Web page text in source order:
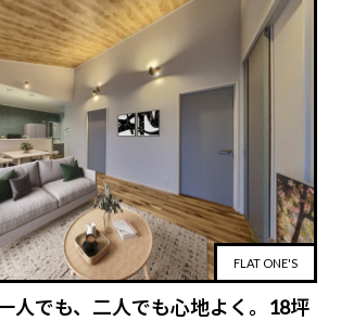
FLAT ONE'S
人でも、二人でも心地よく。18坪